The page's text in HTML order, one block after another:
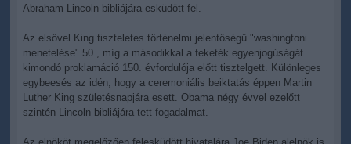
Abraham Lincoln bibliájára esküdött fel.
Az elsővel King tiszteletes történelmi jelentőségű "washingtoni
menetelése" 50., míg a másodikkal a feketék egyenjogúságát
kimondó proklamáció 150. évfordulója előtt tisztelgett. Különleges
egybeesés az idén, hogy a ceremoniális beiktatás éppen Martin
Luther King születésnapjára esett. Obama négy évvel ezelőtt
szintén Lincoln bibliájára tett fogadalmat.
Az elnököt megelőzően felesküdött hivatalára Joe Biden alelnök is.